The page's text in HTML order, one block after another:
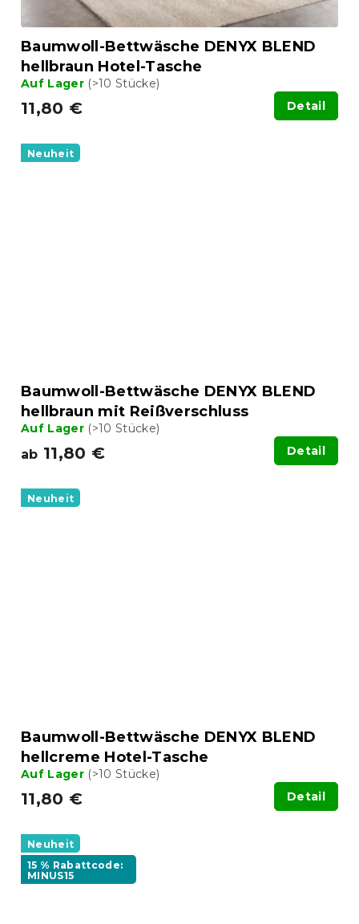
Baumwoll-Bettwäsche DENYX BLEND
hellbraun Hotel-Tasche
Auf Lager (>10 Stücke)
11,80 € Detail
Neuheit
Baumwoll-Bettwäsche DENYX BLEND
hellbraun mit Reißverschluss
Auf Lager (>10 Stücke)
ab 11,80 € Detail
Neuheit
Baumwoll-Bettwäsche DENYX BLEND
hellcreme Hotel-Tasche
Auf Lager (>10 Stücke)
11,80 € Detail
Neuheit
15 % Rabattcode:
MINUS15